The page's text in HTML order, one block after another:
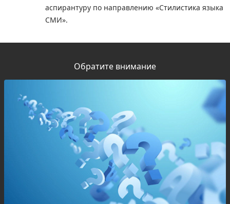
аспирантуру по направлению «Стилистика языка
СМИ».
Обратите внимание